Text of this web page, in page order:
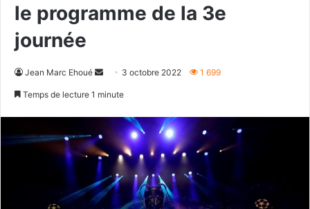
le programme de la 3e
journée
Jean Marc Ehoué
Envoyer3 octobre 2022 1 699
Temps de lecture 1 minute